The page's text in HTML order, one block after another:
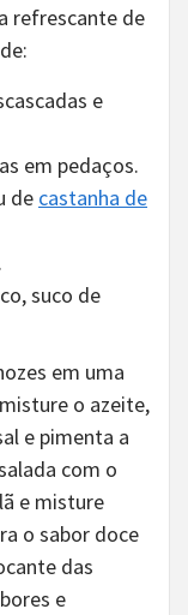
refrescante de
e
em pedaços.
de castanha de
suco de
em uma
o azeite,
e pimenta a
com o
e misture
o sabor doce
das
e